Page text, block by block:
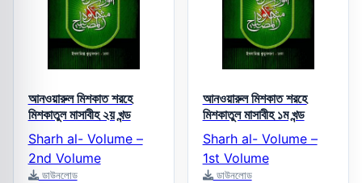
আনওয়ারুল মিশকাত শরহে
মিশকাতুল মাসাবীহ ২য় খন্ড
Sharh al- Volume –
2nd Volume
ডাউনলোড
আনওয়ারুল মিশকাত শরহে
মিশকাতুল মাসাবীহ ১ম খন্ড
Sharh al- Volume –
1st Volume
ডাউনলোড